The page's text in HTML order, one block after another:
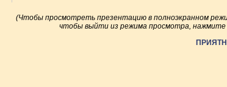
(Чтобы просмотреть презентацию в полноэкранном
чтобы выйти из режима просмотра, нажмите